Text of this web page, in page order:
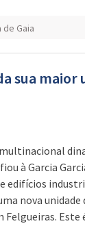
de Gaia
sua maior
à Garcia
edifícios
nova
Felgueiras.